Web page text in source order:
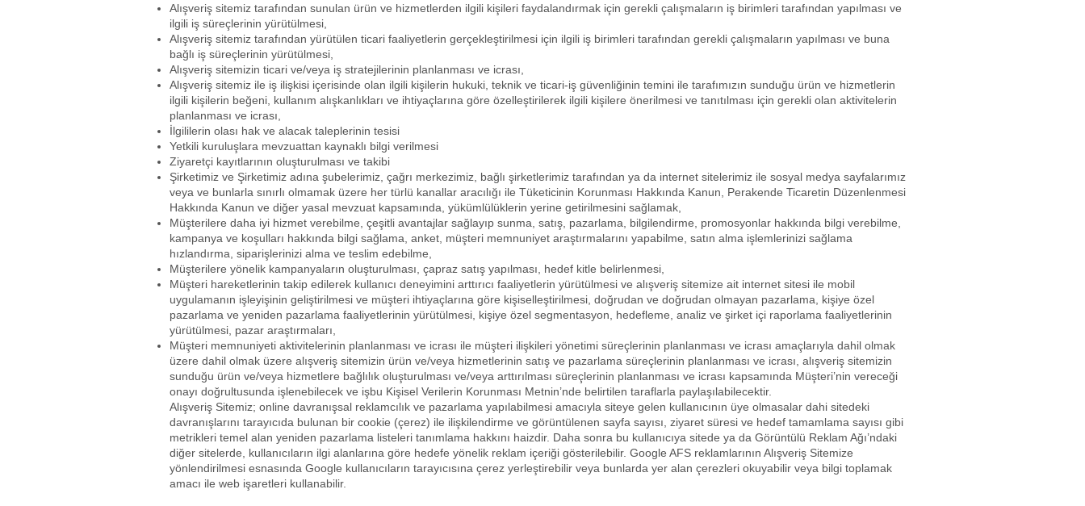
Alışveriş sitemiz tarafından sunulan ürün ve hizmetlerden ilgili kişileri faydalandırmak için gerekli çalışmaların iş birimleri tarafından yapılması ve
ilgili iş süreçlerinin yürütülmesi,
Alışveriş sitemiz tarafından yürütülen ticari faaliyetlerin gerçekleştirilmesi için ilgili iş birimleri tarafından gerekli çalışmaların yapılması ve buna
bağlı iş süreçlerinin yürütülmesi,
Alışveriş sitemizin ticari ve/veya iş stratejilerinin planlanması ve icrası,
Alışveriş sitemiz ile iş ilişkisi içerisinde olan ilgili kişilerin hukuki, teknik ve ticari-iş güvenliğinin temini ile tarafımızın sunduğu ürün ve hizmetlerin
ilgili kişilerin beğeni, kullanım alışkanlıkları ve ihtiyaçlarına göre özelleştirilerek ilgili kişilere önerilmesi ve tanıtılması için gerekli olan aktivitelerin
planlanması ve icrası,
İlgililerin olası hak ve alacak taleplerinin tesisi
Yetkili kuruluşlara mevzuattan kaynaklı bilgi verilmesi
Ziyaretçi kayıtlarının oluşturulması ve takibi
Şirketimiz ve Şirketimiz adına şubelerimiz, çağrı merkezimiz, bağlı şirketlerimiz tarafından ya da internet sitelerimiz ile sosyal medya sayfalarımız
veya ve bunlarla sınırlı olmamak üzere her türlü kanallar aracılığı ile Tüketicinin Korunması Hakkında Kanun, Perakende Ticaretin Düzenlenmesi
Hakkında Kanun ve diğer yasal mevzuat kapsamında, yükümlülüklerin yerine getirilmesini sağlamak,
Müşterilere daha iyi hizmet verebilme, çeşitli avantajlar sağlayıp sunma, satış, pazarlama, bilgilendirme, promosyonlar hakkında bilgi verebilme,
kampanya ve koşulları hakkında bilgi sağlama, anket, müşteri memnuniyet araştırmalarını yapabilme, satın alma işlemlerinizi sağlama
hızlandırma, siparişlerinizi alma ve teslim edebilme,
Müşterilere yönelik kampanyaların oluşturulması, çapraz satış yapılması, hedef kitle belirlenmesi,
Müşteri hareketlerinin takip edilerek kullanıcı deneyimini arttırıcı faaliyetlerin yürütülmesi ve alışveriş sitemize ait internet sitesi ile mobil
uygulamanın işleyişinin geliştirilmesi ve müşteri ihtiyaçlarına göre kişiselleştirilmesi, doğrudan ve doğrudan olmayan pazarlama, kişiye özel
pazarlama ve yeniden pazarlama faaliyetlerinin yürütülmesi, kişiye özel segmentasyon, hedefleme, analiz ve şirket içi raporlama faaliyetlerinin
yürütülmesi, pazar araştırmaları,
Müşteri memnuniyeti aktivitelerinin planlanması ve icrası ile müşteri ilişkileri yönetimi süreçlerinin planlanması ve icrası amaçlarıyla dahil olmak
üzere dahil olmak üzere alışveriş sitemizin ürün ve/veya hizmetlerinin satış ve pazarlama süreçlerinin planlanması ve icrası, alışveriş sitemizin
sunduğu ürün ve/veya hizmetlere bağlılık oluşturulması ve/veya arttırılması süreçlerinin planlanması ve icrası kapsamında Müşteri’nin vereceği
onayı doğrultusunda işlenebilecek ve işbu Kişisel Verilerin Korunması Metnin’nde belirtilen taraflarla paylaşılabilecektir.
Alışveriş Sitemiz; online davranışsal reklamcılık ve pazarlama yapılabilmesi amacıyla siteye gelen kullanıcının üye olmasalar dahi sitedeki
davranışlarını tarayıcıda bulunan bir cookie (çerez) ile ilişkilendirme ve görüntülenen sayfa sayısı, ziyaret süresi ve hedef tamamlama sayısı gibi
metrikleri temel alan yeniden pazarlama listeleri tanımlama hakkını haizdir. Daha sonra bu kullanıcıya sitede ya da Görüntülü Reklam Ağı’ndaki
diğer sitelerde, kullanıcıların ilgi alanlarına göre hedefe yönelik reklam içeriği gösterilebilir. Google AFS reklamlarının Alışveriş Sitemize
yönlendirilmesi esnasında Google kullanıcıların tarayıcısına çerez yerleştirebilir veya bunlarda yer alan çerezleri okuyabilir veya bilgi toplamak
amacı ile web işaretleri kullanabilir.